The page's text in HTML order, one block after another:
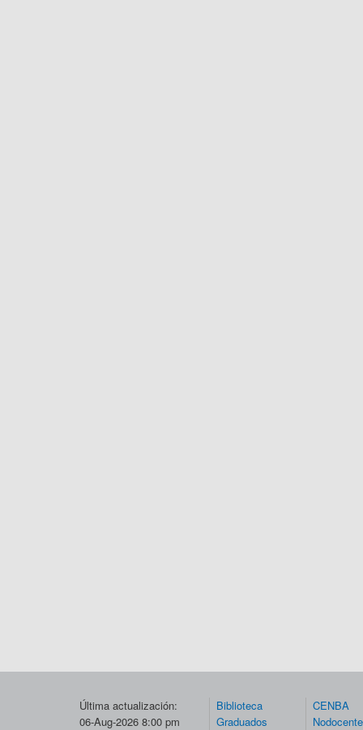
Última actualización:
06-Aug-2026 8:00 pm
Biblioteca
Graduados
CENBA